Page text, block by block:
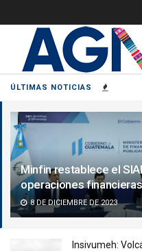
ÚLTIMAS NOTICIAS
Minfin restablece el
operaciones financieras
8 DE DICIEMBRE DE 2023
Insivumeh: